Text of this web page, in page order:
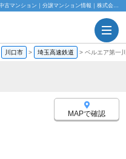
ベルエア第一川口 埼玉県川口市元郷1丁目｜2,490万円の中古マンション｜分譲マンション情報｜株式会社A-LINE
川口市 > 埼玉高速鉄道 > ベルエア第一
MAPで確認